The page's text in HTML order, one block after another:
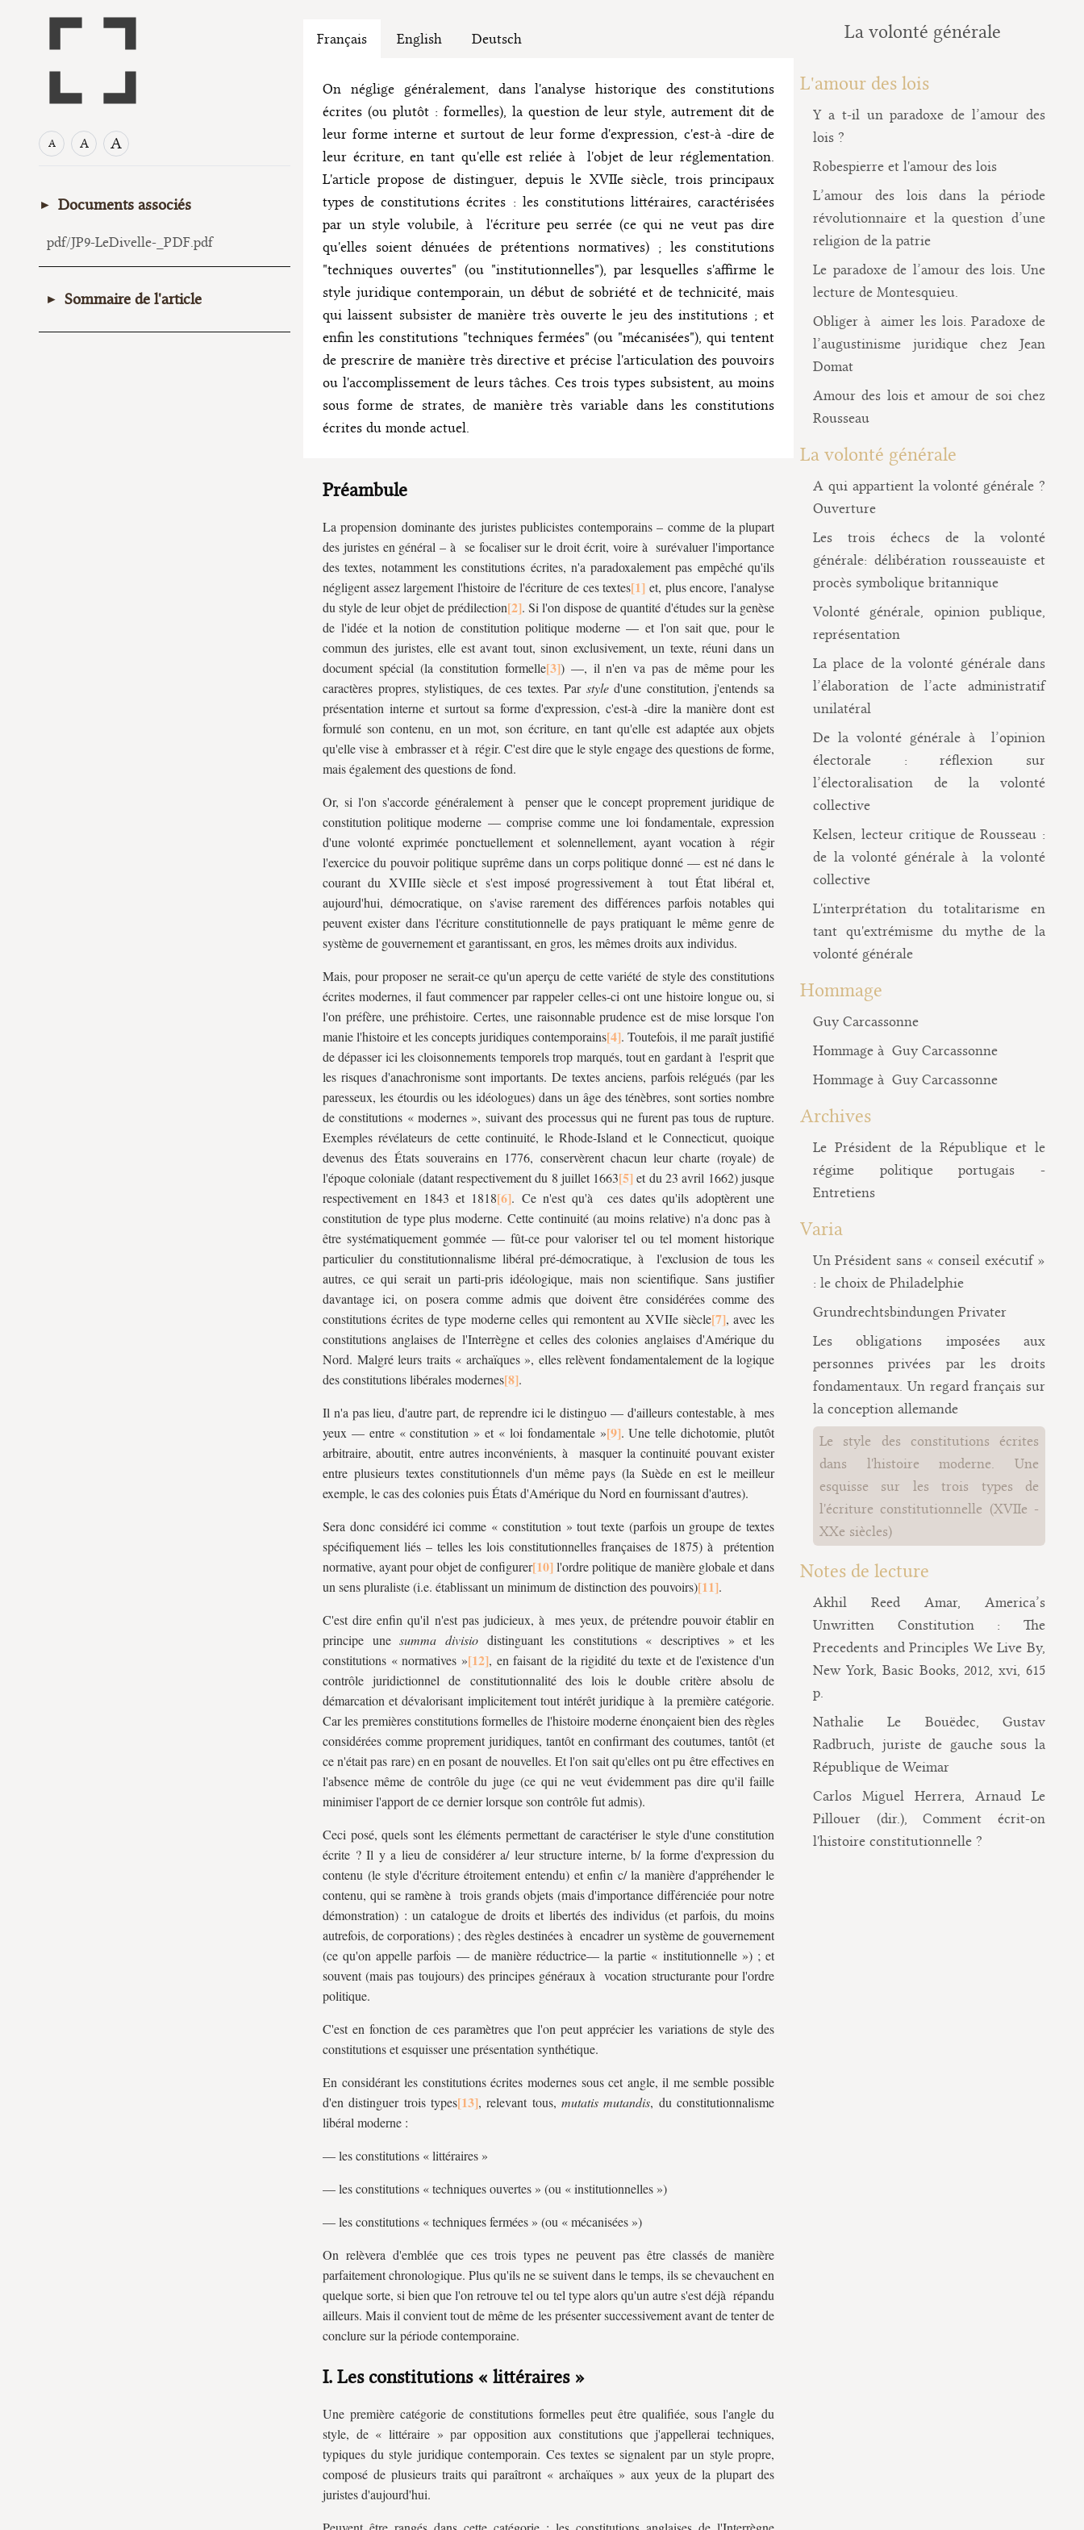
A A A
Documents associés
pdf/JP9-LeDivelle-_PDF.pdf
Sommaire de l'article
Préambule
Français English Deutsch
On néglige généralement, dans l'analyse historique des constitutions
écrites (ou plutôt : formelles), la question de leur style, autrement dit de
leur forme interne et surtout de leur forme d'expression, c'est-à -dire de
leur écriture, en tant qu'elle est reliée à l'objet de leur réglementation.
L'article propose de distinguer, depuis le XVIIe siècle, trois principaux
types de constitutions écrites : les constitutions littéraires, caractérisées
par un style volubile, à l'écriture peu serrée (ce qui ne veut pas dire
qu'elles soient dénuées de prétentions normatives) ; les constitutions
"techniques ouvertes" (ou "institutionnelles"), par lesquelles s'affirme le
style juridique contemporain, un début de sobriété et de technicité, mais
qui laissent subsister de manière très ouverte le jeu des institutions ; et
enfin les constitutions "techniques fermées" (ou "mécanisées"), qui tentent
de prescrire de manière très directive et précise l'articulation des pouvoirs
ou l'accomplissement de leurs tâches. Ces trois types subsistent, au moins
sous forme de strates, de manière très variable dans les constitutions
écrites du monde actuel.
Préambule
La propension dominante des juristes publicistes contemporains – comme de la plupart
des juristes en général – à se focaliser sur le droit écrit, voire à surévaluer l'importance
des textes, notamment les constitutions écrites, n'a paradoxalement pas empêché qu'ils
négligent assez largement l'histoire de l'écriture de ces textes
et, plus encore, l'analyse
du style de leur objet de prédilection
. Si l'on dispose de quantité d'études sur la genèse
de l'idée et la notion de constitution politique moderne — et l'on sait que, pour le
commun des juristes, elle est avant tout, sinon exclusivement, un texte, réuni dans un
document spécial (la constitution formelle
) —, il n'en va pas de même pour les
caractères propres, stylistiques, de ces textes. Par styled'une constitution, j'entends sa
présentation interne et surtout sa forme d'expression, c'est-à -dire la manière dont est
formulé son contenu, en un mot, son écriture, en tant qu'elle est adaptée aux objets
qu'elle vise à embrasser et à régir. C'est dire que le style engage des questions de forme,
mais également des questions de fond.
Or, si l'on s'accorde généralement à penser que le concept proprement juridique de
constitution politique moderne — comprise comme une loi fondamentale, expression
d'une volonté exprimée ponctuellement et solennellement, ayant vocation à régir
l'exercice du pouvoir politique suprême dans un corps politique donné — est né dans le
courant du XVIIIe siècle et s'est imposé progressivement à tout État libéral et,
aujourd'hui, démocratique, on s'avise rarement des différences parfois notables qui
peuvent exister dans l'écriture constitutionnelle de pays pratiquant le même genre de
système de gouvernement et garantissant, en gros, les mêmes droits aux individus.
Mais, pour proposer ne serait-ce qu'un aperçu de cette variété de style des constitutions
écrites modernes, il faut commencer par rappeler celles-ci ont une histoire longue ou, si
l'on préfère, une préhistoire. Certes, une raisonnable prudence est de mise lorsque l'on
manie l'histoire et les concepts juridiques contemporains
. Toutefois, il me paraît justifié
de dépasser ici les cloisonnements temporels trop marqués, tout en gardant à l'esprit que
les risques d'anachronisme sont importants. De textes anciens, parfois relégués (par les
paresseux, les étourdis ou les idéologues) dans un âge des ténèbres, sont sorties nombre
de constitutions « modernes », suivant des processus qui ne furent pas tous de rupture.
Exemples révélateurs de cette continuité, le Rhode-Island et le Connecticut, quoique
devenus des États souverains en 1776, conservèrent chacun leur charte (royale) de
l'époque coloniale (datant respectivement du 8 juillet 1663
et du 23 avril 1662) jusque
respectivement en 1843 et 1818
. Ce n'est qu'à ces dates qu'ils adoptèrent une
constitution de type plus moderne. Cette continuité (au moins relative) n'a donc pas à
être systématiquement gommée — fût-ce pour valoriser tel ou tel moment historique
particulier du constitutionnalisme libéral pré-démocratique, à l'exclusion de tous les
autres, ce qui serait un parti-pris idéologique, mais non scientifique. Sans justifier
davantage ici, on posera comme admis que doivent être considérées comme des
constitutions écrites de type moderne celles qui remontent au XVIIe siècle
, avec les
constitutions anglaises de l'Interrègne et celles des colonies anglaises d'Amérique du
Nord. Malgré leurs traits « archaïques », elles relèvent fondamentalement de la logique
des constitutions libérales modernes
.
Il n'a pas lieu, d'autre part, de reprendre ici le distinguo — d'ailleurs contestable, à mes
yeux — entre « constitution » et « loi fondamentale »
. Une telle dichotomie, plutôt
arbitraire, aboutit, entre autres inconvénients, à masquer la continuité pouvant exister
entre plusieurs textes constitutionnels d'un même pays (la Suède en est le meilleur
exemple, le cas des colonies puis États d'Amérique du Nord en fournissant d'autres).
Sera donc considéré ici comme « constitution » tout texte (parfois un groupe de textes
spécifiquement liés – telles les lois constitutionnelles françaises de 1875) à prétention
normative, ayant pour objet de configurer
l'ordre politique de manière globale et dans
un sens pluraliste (i.e. établissant un minimum de distinction des pouvoirs)
.
C'est dire enfin qu'il n'est pas judicieux, à mes yeux, de prétendre pouvoir établir en
principe unesumma divisiodistinguant les constitutions « descriptives » et les
constitutions « normatives »
, en faisant de la rigidité du texte et de l'existence d'un
contrôle juridictionnel de constitutionnalité des lois le double critère absolu de
démarcation et dévalorisant implicitement tout intérêt juridique à la première catégorie.
Car les premières constitutions formelles de l'histoire moderne énonçaient bien des règles
considérées comme proprement juridiques, tantôt en confirmant des coutumes, tantôt (et
ce n'était pas rare) en en posant de nouvelles. Et l'on sait qu'elles ont pu être effectives en
l'absence même de contrôle du juge (ce qui ne veut évidemment pas dire qu'il faille
minimiser l'apport de ce dernier lorsque son contrôle fut admis).
Ceci posé, quels sont les éléments permettant de caractériser le style d'une constitution
écrite ? Il y a lieu de considérer a/ leur structure interne, b/ la forme d'expression du
contenu (le style d'écriture étroitement entendu) et enfin c/ la manière d'appréhender le
contenu, qui se ramène à trois grands objets (mais d'importance différenciée pour notre
démonstration) : un catalogue de droits et libertés des individus (et parfois, du moins
autrefois, de corporations) ; des règles destinées à encadrer un système de gouvernement
(ce qu'on appelle parfois — de manière réductrice— la partie « institutionnelle ») ; et
souvent (mais pas toujours) des principes généraux à vocation structurante pour l'ordre
politique.
C'est en fonction de ces paramètres que l'on peut apprécier les variations de style des
constitutions et esquisser une présentation synthétique.
En considérant les constitutions écrites modernes sous cet angle, il me semble possible
d'en distinguer trois types
, relevant tous, mutatis mutandis, du constitutionnalisme
libéral moderne :
— les constitutions « littéraires »
— les constitutions « techniques ouvertes » (ou « institutionnelles »)
— les constitutions « techniques fermées » (ou « mécanisées »)
On relèvera d'emblée que ces trois types ne peuvent pas être classés de manière
parfaitement chronologique. Plus qu'ils ne se suivent dans le temps, ils se chevauchent en
quelque sorte, si bien que l'on retrouve tel ou tel type alors qu'un autre s'est déjà répandu
ailleurs. Mais il convient tout de même de les présenter successivement avant de tenter de
conclure sur la période contemporaine.
I. Les constitutions « littéraires »
Une première catégorie de constitutions formelles peut être qualifiée, sous l'angle du
style, de « littéraire » par opposition aux constitutions que j'appellerai techniques,
typiques du style juridique contemporain. Ces textes se signalent par un style propre,
composé de plusieurs traits qui paraîtront « archaïques » aux yeux de la plupart des
juristes d'aujourd'hui.
La volonté générale
L'amour des lois
Y a t-il un paradoxe de l’amour des
lois ?
Robespierre et l'amour des lois
L’amour des lois dans la période
révolutionnaire et la question d’une
religion de la patrie
Le paradoxe de l’amour des lois. Une
lecture de Montesquieu.
Obliger à aimer les lois. Paradoxe de
l’augustinisme juridique chez Jean
Domat
Amour des lois et amour de soi chez
Rousseau
La volonté générale
A qui appartient la volonté générale ?
Ouverture
Les trois échecs de la volonté
générale: délibération rousseauiste et
procès symbolique britannique
Volonté générale, opinion publique,
représentation
La place de la volonté générale dans
l’élaboration de l’acte administratif
unilatéral
De la volonté générale à l’opinion
électorale : réflexion sur
l’électoralisation de la volonté
collective
Kelsen, lecteur critique de Rousseau :
de la volonté générale à la volonté
collective
L'interprétation du totalitarisme en
tant qu'extrémisme du mythe de la
volonté générale
Hommage
Guy Carcassonne
Hommage à Guy Carcassonne
Hommage à Guy Carcassonne
Archives
Le Président de la République et le
régime politique portugais -
Entretiens
Varia
Un Président sans « conseil exécutif »
: le choix de Philadelphie
Grundrechtsbindungen Privater
Les obligations imposées aux
personnes privées par les droits
fondamentaux. Un regard français sur
la conception allemande
Le style des constitutions écrites
dans l'histoire moderne. Une
esquisse sur les trois types de
l'écriture constitutionnelle (XVIIe -
XXe siècles)
Notes de lecture
Akhil Reed Amar, America’s
Unwritten Constitution : The
Precedents and Principles We Live By,
New York, Basic Books, 2012, xvi, 615
p.
Nathalie Le Bouëdec, Gustav
Radbruch, juriste de gauche sous la
République de Weimar
Carlos Miguel Herrera, Arnaud Le
Pillouer (dir.), Comment écrit-on
l'histoire constitutionnelle ?